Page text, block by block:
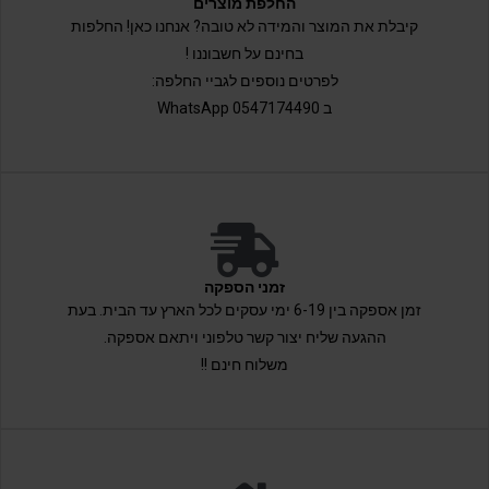
קיבלת את המוצר והמידה לא טובה? אנחנו כאן! החלפות
בחינם על חשבוננו !
לפרטים נוספים לגביי החלפה:
ב 0547174490 WhatsApp
זמני הספקה
זמן אספקה בין 6-19 ימי עסקים לכל הארץ עד הבית. בעת
ההגעה שליח יצור קשר טלפוני ויתאם אספקה.
משלוח חינם !!